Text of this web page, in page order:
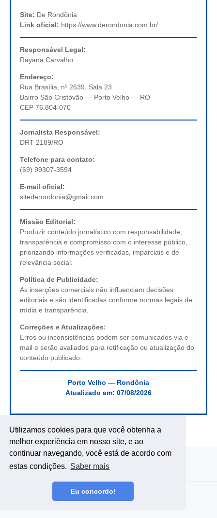
Utilizamos cookies para que você obtenha a
melhor experiência em nosso site, e ao
continuar navegando, você está de acordo com
estas condições. Saber mais
Eu concordo!
Site: De Rondônia
Link oficial: https://www.derondonia.com.br/
Responsável Legal:
Rayana Carvalho
Endereço:
Rua Brasília, nº 2639, Sala 23
Bairro São Cristóvão — Porto Velho — RO
CEP 76.804-070
Jornalista Responsável:
DRT 2189/RO
Telefone para contato:
(69) 99307-3594
E-mail oficial:
sitederondonia@gmail.com
Missão Editorial:
Produzir conteúdo jornalístico com responsabilidade,
transparência e compromisso com o interesse público,
priorizando informações verificadas, imparciais e de
relevância social.
Política de Publicidade:
As inserções comerciais não influenciam decisões
editoriais e são identificadas conforme normas legais de
mídia e transparência.
Correções e Atualizações:
Erros ou inconsistências podem ser comunicados via e-
mail e serão avaliados para retificação ou atualização do
conteúdo publicado.
Porto Velho — Rondônia
Atualizado em: 07/08/2026
Copyright ©2026DE RONDÔNIA